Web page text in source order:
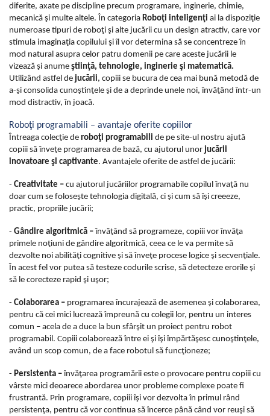
diferite, axate pe discipline precum programare, inginerie, chimie,
mecanică şi multe altele. În categoria Roboţi inteligenţi ai la dispoziţie
numeroase tipuri de roboţi şi alte jucării cu un design atractiv, care vor
stimula imaginaţia copilului şi îl vor determina să se concentreze în
mod natural asupra celor patru domenii pe care aceste jucării le
vizează şi anume ştiinţă, tehnologie, inginerie şi matematică.
Utilizând astfel de jucării, copiii se bucura de cea mai bună metodă de
a-şi consolida cunoştinţele şi de a deprinde unele noi, învăţând într-un
mod distractiv, în joacă.
Roboţi programabili – avantaje oferite copiilor
Întreaga colecţie de roboţi programabili de pe site-ul nostru ajută
copiii să înveţe programarea de bază, cu ajutorul unor jucării
inovatoare şi captivante. Avantajele oferite de astfel de jucării:
- Creativitate – cu ajutorul jucăriilor programabile copilul învaţă nu
doar cum se foloseşte tehnologia digitală, ci şi cum să îşi creeeze,
practic, propriile jucării;
- Gândire algoritmică –învăţând să programeze, copiii vor învăţa
primele noţiuni de gândire algoritmică, ceea ce le va permite să
dezvolte noi abilităţi cognitive şi să înveţe procese logice şi secvenţiale.
În acest fel vor putea să testeze codurile scrise, să detecteze erorile şi
să le corecteze rapid şi uşor;
- Colaborarea – programarea încurajează de asemenea şi colaborarea,
pentru că cei mici lucrează împreună cu colegii lor, pentru un interes
comun – acela de a duce la bun sfârşit un proiect pentru robot
programabil. Copiii colaborează între ei şi îşi împărtăşesc cunoştinţele,
având un scop comun, de a face robotul să funcţioneze;
- Persistenta –învăţarea programării este o provocare pentru copiii cu
vârste mici deoarece abordarea unor probleme complexe poate fi
frustrantă. Prin programare, copiii îşi vor dezvolta în primul rând
persistenţa, pentru că vor continua să încerce până când vor reuşi să